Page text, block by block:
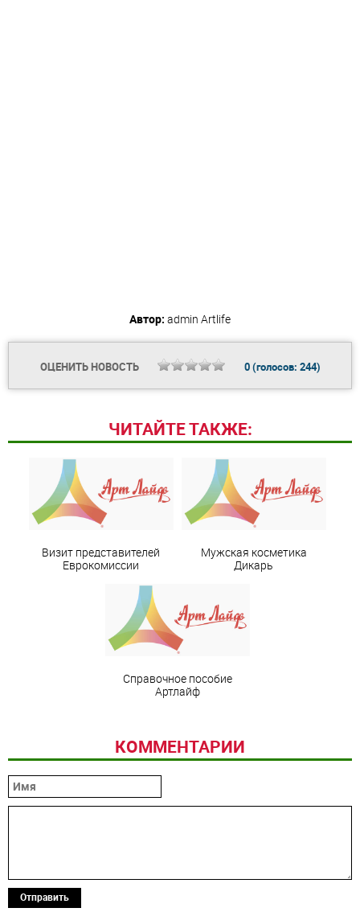
Автор: admin Artlife
ОЦЕНИТЬ НОВОСТЬ 0(голосов: 244)
ЧИТАЙТЕ ТАКЖЕ:
Визит представителей
Еврокомиссии
Мужская косметика
Дикарь
Справочное пособие
Артлайф
КОММЕНТАРИИ
Отправить